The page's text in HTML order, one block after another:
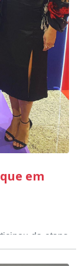
em
da etapa
Prefeitura